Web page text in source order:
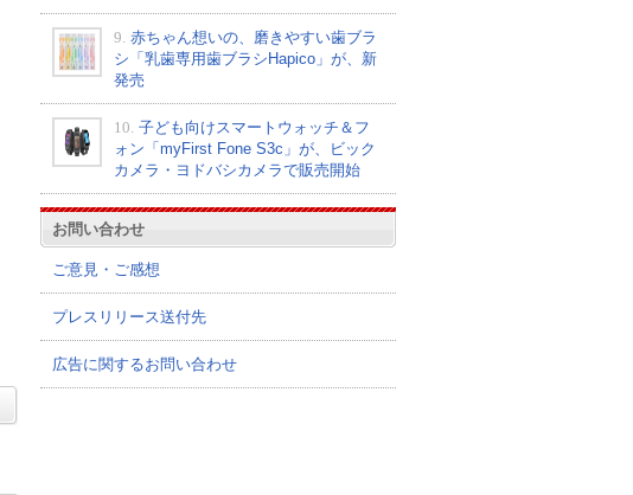
9. 赤ちゃん想いの、磨きやすい歯ブラ
シ「乳歯専用歯ブラシHapico」が、新
発売
10. 子ども向けスマートウォッチ＆フ
ォン「myFirst Fone S3c」が、ビック
カメラ・ヨドバシカメラで販売開始
お問い合わせ
ご意見・ご感想
プレスリリース送付先
広告に関するお問い合わせ